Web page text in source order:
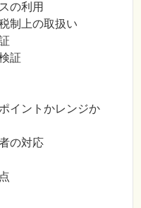
の利用
制上の取扱い
証
イントかレンジか
の対応